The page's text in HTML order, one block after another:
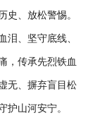
史、放松警惕。
、坚守底线、
，传承先烈铁血
无、摒弃盲目松
护山河安宁。